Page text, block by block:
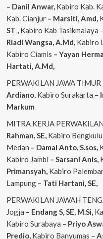
– Danil Anwar, Kabiro Kab.
Kab. Cianjur– Marsiti, Amd,
ST , Kabiro Kab Tasikmalaya –
Riadi Wangsa, A.Md, Kabiro
Kabiro Ciamis – Yayan
Hartati, A.Md,
PERWAKILAN JAWA
Ardiano, Kabiro Surakarta –
Markum
MITRA KERJA
Rahman, SE, Kabiro Bengkulu
Medan – Damai Anto, S.sos,
Kabiro Jambi – Sarsani Anis,
Primansyah, Kabiro
Lampung – Tati Hartani, SE,
PERWAKILAN JAWAH
Jogja – Endang S, SE, M.Si,
Kabiro Surabaya – Priyo
Predio, Kabiro Banyumas –